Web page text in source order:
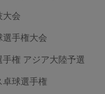
大会
選手権大会
権 アジア大陸予選
卓球選手権